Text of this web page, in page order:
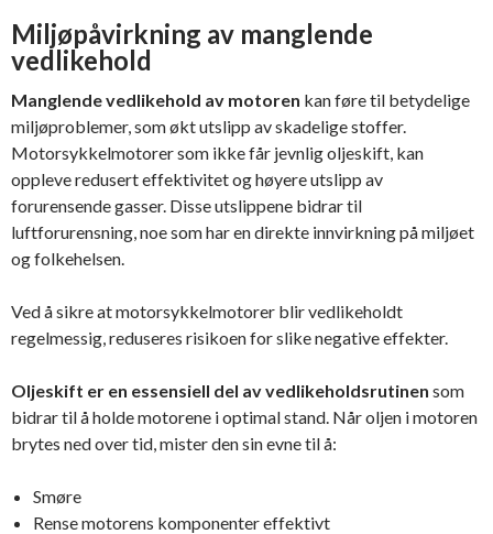
Miljøpåvirkning av manglende
vedlikehold
Manglende vedlikehold av motoren kan føre til betydelige
miljøproblemer, som økt utslipp av skadelige stoffer.
Motorsykkelmotorer som ikke får jevnlig oljeskift, kan
oppleve redusert effektivitet og høyere utslipp av
forurensende gasser. Disse utslippene bidrar til
luftforurensning, noe som har en direkte innvirkning på miljøet
og folkehelsen.
Ved å sikre at motorsykkelmotorer blir vedlikeholdt
regelmessig, reduseres risikoen for slike negative effekter.
Oljeskift er en essensiell del av vedlikeholdsrutinen som
bidrar til å holde motorene i optimal stand. Når oljen i motoren
brytes ned over tid, mister den sin evne til å:
Smøre
Rense motorens komponenter effektivt